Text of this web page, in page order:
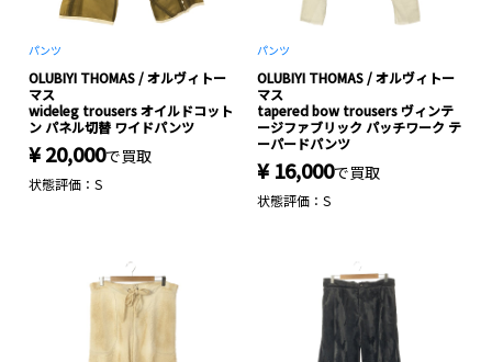
パンツ
OLUBIYI THOMAS / オルヴィトー
マス
wideleg trousers オイルドコット
ン パネル切替 ワイドパンツ
¥ 20,000で買取
状態評価：S
パンツ
OLUBIYI THOMAS / オルヴィトー
マス
tapered bow trousers ヴィンテ
ージファブリック パッチワーク テ
ーパードパンツ
¥ 16,000で買取
状態評価：S